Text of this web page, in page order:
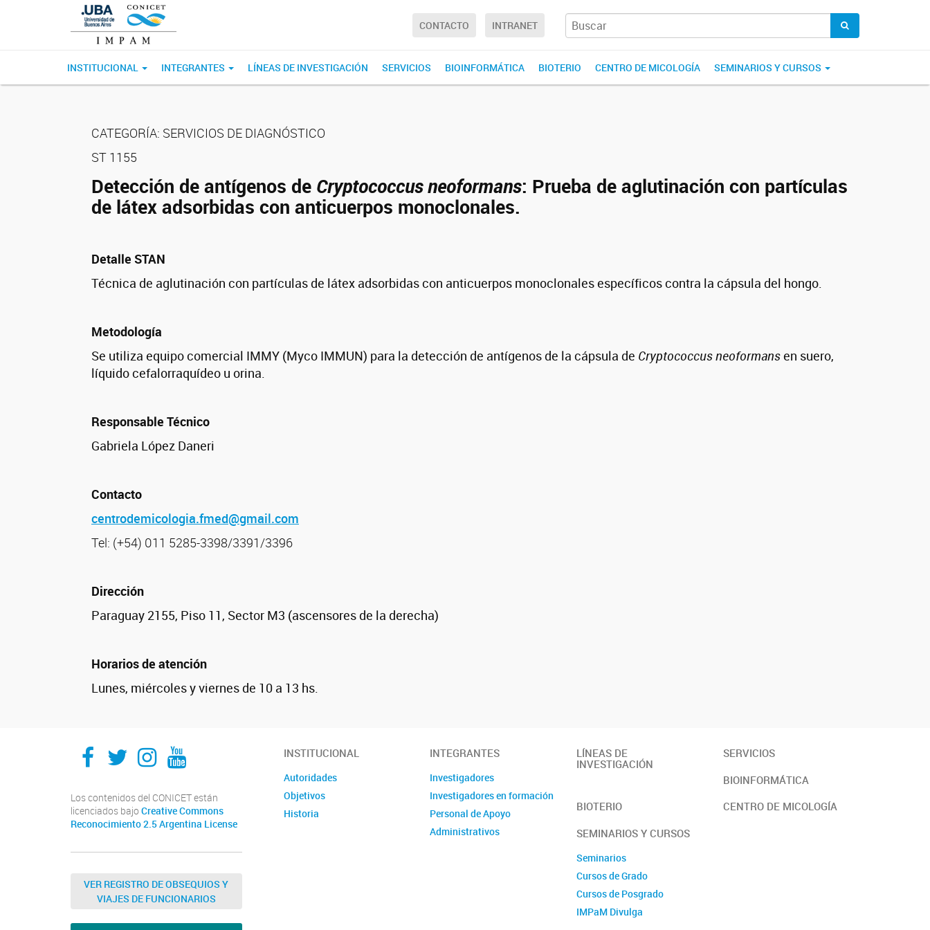
CONTACTO INTRANET
INSTITUCIONAL INTEGRANTES LÍNEAS DE INVESTIGACIÓN SERVICIOS BIOINFORMÁTICA BIOTERIO CENTRO DE MICOLOGÍA SEMINARIOS Y CURSOS
CATEGORÍA: SERVICIOS DE DIAGNÓSTICO
ST 1155
Detección de antígenos de Cryptococcus neoformans: Prueba de aglutinación con partículas
de látex adsorbidas con anticuerpos monoclonales.
Detalle STAN
Técnica de aglutinación con partículas de látex adsorbidas con anticuerpos monoclonales específicos contra la cápsula del hongo.
Metodología
Se utiliza equipo comercial IMMY (Myco IMMUN) para la detección de antígenos de la cápsula de Cryptococcus neoformansen suero,
líquido cefalorraquídeo u orina.
Responsable Técnico
Gabriela López Daneri
Contacto
centrodemicologia.fmed@gmail.com
Tel: (+54) 011 5285-3398/3391/3396
Dirección
Paraguay 2155, Piso 11, Sector M3 (ascensores de la derecha)
Horarios de atención
Lunes, miércoles y viernes de 10 a 13 hs.
IMPaM
IMPaM
IMPaMIMPaM
Los contenidos del CONICET están
licenciados bajo Creative Commons
Reconocimiento 2.5 Argentina License
VER REGISTRO DE OBSEQUIOS Y
VIAJES DE FUNCIONARIOS
INSTITUCIONAL
Autoridades
Objetivos
Historia
INTEGRANTES
Investigadores
Investigadores en formación
Personal de Apoyo
Administrativos
LÍNEAS DE
INVESTIGACIÓN
SERVICIOS
BIOINFORMÁTICA
BIOTERIO
CENTRO DE MICOLOGÍA
SEMINARIOS Y CURSOS
Seminarios
Cursos de Grado
Cursos de Posgrado
IMPaM Divulga